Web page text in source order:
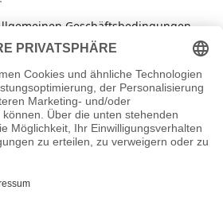
Geschäftsbedingungen
Facebook